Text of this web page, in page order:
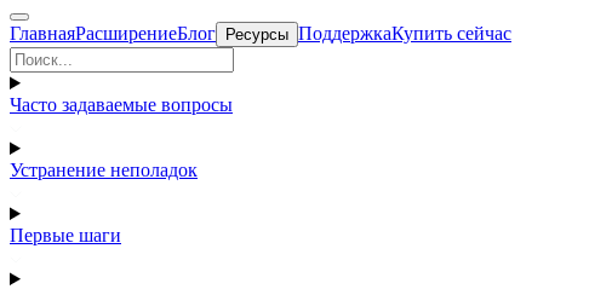
ГлавнаяРасширениеБлог Ресурсы ПоддержкаКупить сейчас
Часто задаваемые вопросы
Устранение неполадок
Первые шаги